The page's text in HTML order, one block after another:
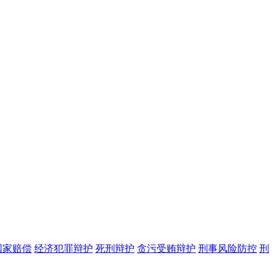
家赔偿 经济犯罪辩护 死刑辩护 贪污受贿辩护 刑事风险防控 刑